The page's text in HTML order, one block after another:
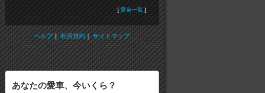
[愛車一覧 ]
ヘルプ｜利用規約｜サイトマップ
あなたの愛車、今いくら？